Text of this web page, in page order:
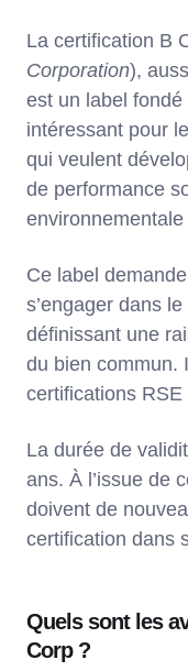
La certification B
Corporation),
est un label
intéressant pour
qui veulent
de performance
environnementale
Ce label
s’engager dans
définissant une
du bien commun.
certifications
La durée de
ans. À l’issue de
doivent de
certification dans
Quels sont les
Corp ?